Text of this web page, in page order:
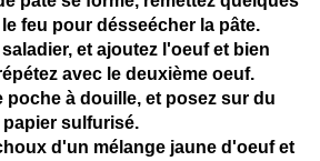
feu pour désseécher la pâte.
et ajoutez l'oeuf et bien
avec le deuxième oeuf.
poche à douille, et posez sur du
papier sulfurisé.
d'un mélange jaune d'oeuf et